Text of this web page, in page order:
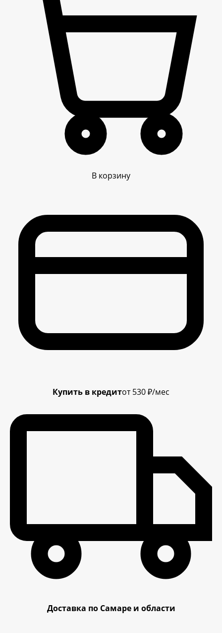
В корзину
Купить в кредитот 530 ₽/мес
Доставка по Самаре и области